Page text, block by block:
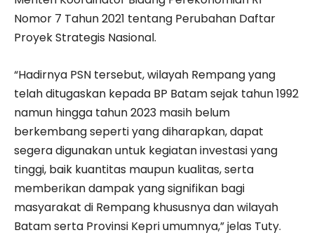
Nomor 7 Tahun 2021 tentang Perubahan Daftar
Proyek Strategis Nasional.
“Hadirnya PSN tersebut, wilayah Rempang yang
telah ditugaskan kepada BP Batam sejak tahun 1992
namun hingga tahun 2023 masih belum
berkembang seperti yang diharapkan, dapat
segera digunakan untuk kegiatan investasi yang
tinggi, baik kuantitas maupun kualitas, serta
memberikan dampak yang signifikan bagi
masyarakat di Rempang khususnya dan wilayah
Batam serta Provinsi Kepri umumnya,” jelas Tuty.